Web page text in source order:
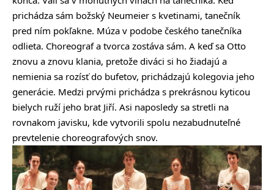
prichádza sám božský Neumeier s kvetinami, tanečník
pred ním pokľakne. Múza v podobe českého tanečníka
odlieta. Choreograf a tvorca zostáva sám. A keď sa Otto
znovu a znovu klania, pretože diváci si ho žiadajú a
nemienia sa rozísť do bufetov, prichádzajú kolegovia jeho
generácie. Medzi prvými prichádza s prekrásnou kyticou
bielych ruží jeho brat Jiří. Asi naposledy sa stretli na
rovnakom javisku, kde vytvorili spolu nezabudnuteľné
prevtelenie choreografových snov.